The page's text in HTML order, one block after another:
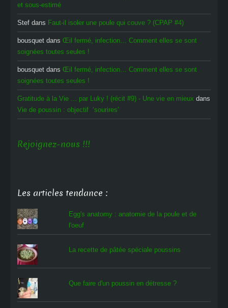
et sous-estimé
Stef dans Faut-il isoler une poule qui couve ? (CPAP #4)
bousquet dans Œil fermé, infection… Comment elles se sont
soignées toutes seules !
bousquet dans Œil fermé, infection… Comment elles se sont
soignées toutes seules !
Gratitude à la Vie ... par Luky ! (récit #9) - Une vie en mieux dans
Vie de poussin : objectif ‘sourires’
Rejoignez-nous !!!
Les articles tendance :
Egg's anatomy : anatomie de la poule et de
l'oeuf
La recette de pâtée spéciale poussins
Que faire d'un poussin en détresse ?